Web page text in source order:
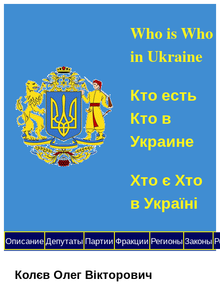
Who is Who
in Ukraine
Кто есть
Кто в
Украине
Хто є Хто
в Україні
Описание Депутаты Партии Фракции Регионы Законы
Колєв Олег Вікторович